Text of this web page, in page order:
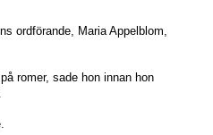
ordförande, Maria Appelblom,
romer, sade hon innan hon